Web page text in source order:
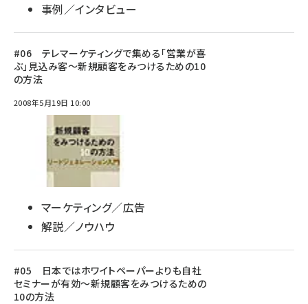
事例／インタビュー
#06 テレマーケティングで集める「営業が喜
ぶ」見込み客～新規顧客をみつけるための10
の方法
2008年5月19日 10:00
マーケティング／広告
解説／ノウハウ
#05 日本ではホワイトペーパーよりも自社
セミナーが有効～新規顧客をみつけるための
10の方法